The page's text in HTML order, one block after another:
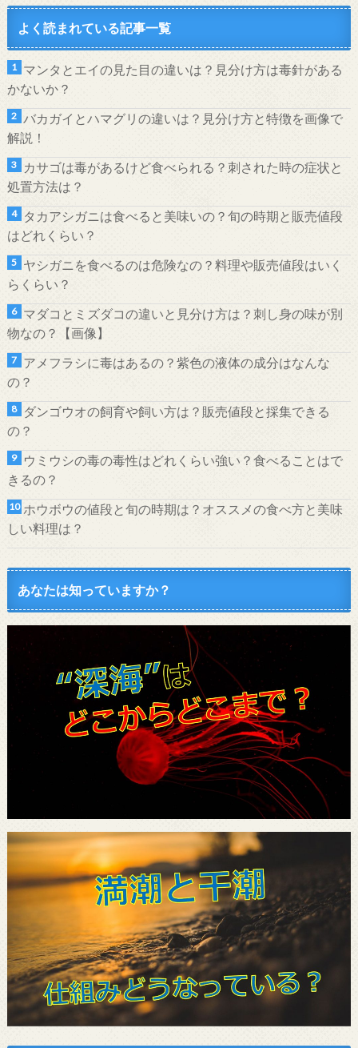
よく読まれている記事一覧
マンタとエイの見た目の違いは？見分け方は毒針がある
かないか？
バカガイとハマグリの違いは？見分け方と特徴を画像で
解説！
カサゴは毒があるけど食べられる？刺された時の症状と
処置方法は？
タカアシガニは食べると美味いの？旬の時期と販売値段
はどれくらい？
ヤシガニを食べるのは危険なの？料理や販売値段はいく
らくらい？
マダコとミズダコの違いと見分け方は？刺し身の味が別
物なの？【画像】
アメフラシに毒はあるの？紫色の液体の成分はなんな
の？
ダンゴウオの飼育や飼い方は？販売値段と採集できる
の？
ウミウシの毒の毒性はどれくらい強い？食べることはで
きるの？
ホウボウの値段と旬の時期は？オススメの食べ方と美味
しい料理は？
あなたは知っていますか？